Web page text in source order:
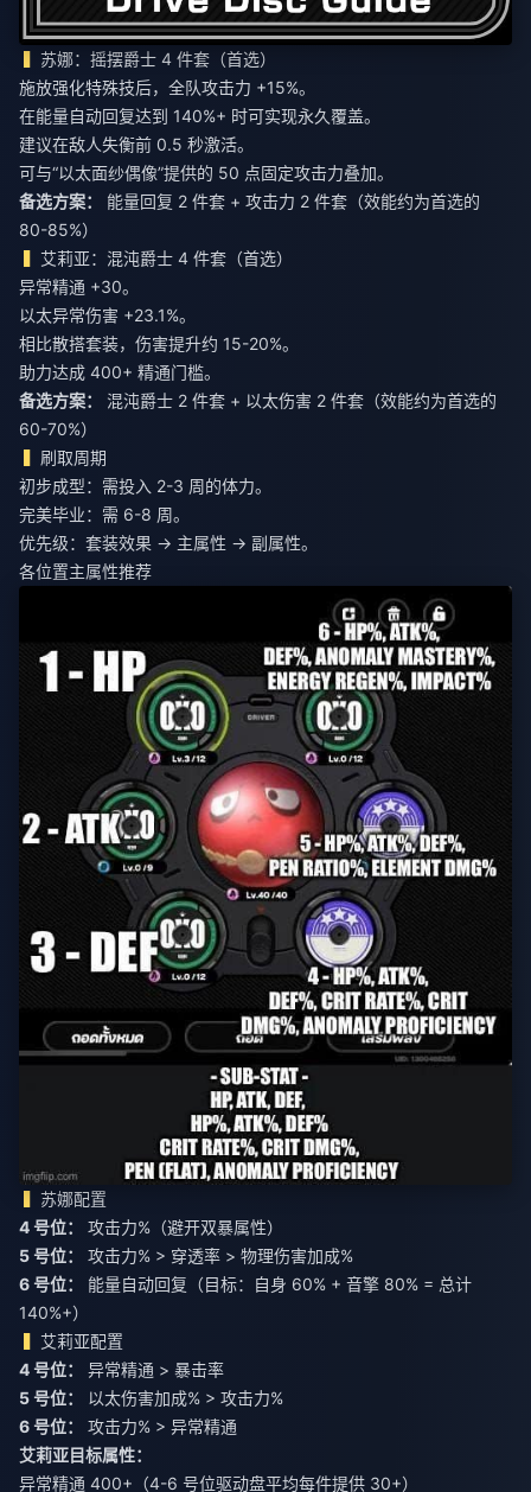
苏娜：摇摆爵士 4 件套（首选）
施放强化特殊技后，全队攻击力 +15%。
在能量自动回复达到 140%+ 时可实现永久覆盖。
建议在敌人失衡前 0.5 秒激活。
可与“以太面纱偶像”提供的 50 点固定攻击力叠加。
备选方案：
能量回复 2 件套 + 攻击力 2 件套（效能约为首选的
80-85%）
艾莉亚：混沌爵士 4 件套（首选）
异常精通 +30。
以太异常伤害 +23.1%。
相比散搭套装，伤害提升约 15-20%。
助力达成 400+ 精通门槛。
备选方案：
混沌爵士 2 件套 + 以太伤害 2 件套（效能约为首选的
60-70%）
刷取周期
初步成型：需投入 2-3 周的体力。
完美毕业：需 6-8 周。
优先级：套装效果 → 主属性 → 副属性。
各位置主属性推荐
苏娜配置
4 号位：
攻击力%（避开双暴属性）
5 号位：
攻击力% > 穿透率 > 物理伤害加成%
6 号位：
能量自动回复（目标：自身 60% + 音擎 80% = 总计
140%+）
艾莉亚配置
4 号位：
异常精通 > 暴击率
5 号位：
以太伤害加成% > 攻击力%
6 号位：
攻击力% > 异常精通
艾莉亚目标属性：
异常精通 400+（4-6 号位驱动盘平均每件提供 30+）